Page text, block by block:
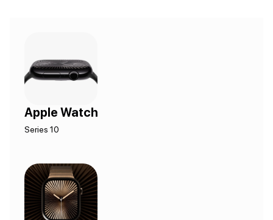
Apple Watch
Series 10